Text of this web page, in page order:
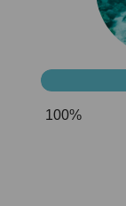
100%